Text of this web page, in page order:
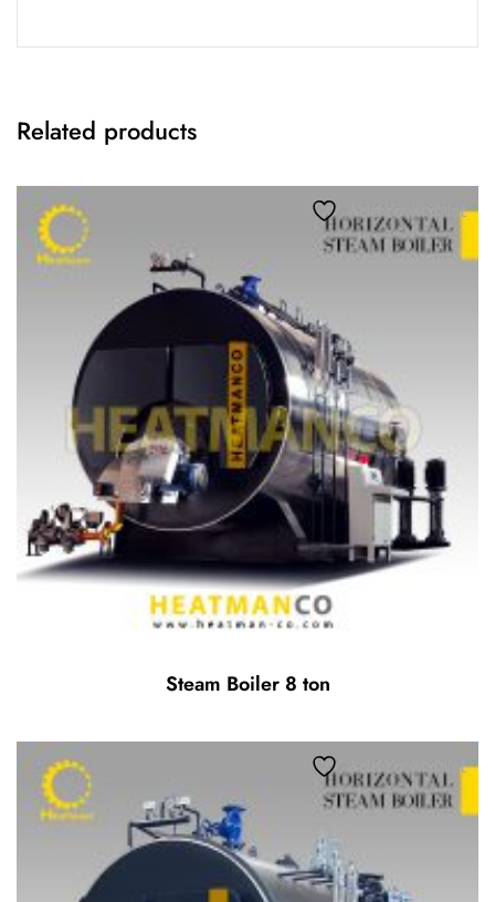
Related products
Add to wishlist
Steam Boiler 8 ton
Add to wishlist